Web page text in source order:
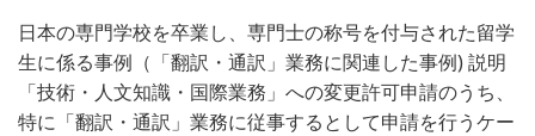
日本の専門学校を卒業し、専門士の称号を付与された留学
生に係る事例（「翻訳・通訳」業務に関連した事例) 説明
「技術・人文知識・国際業務」への変更許可申請のうち、
特に「翻訳・通訳」業務に従事するとして申請を行うケー